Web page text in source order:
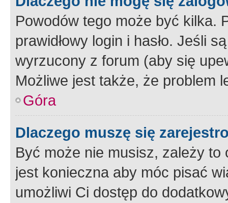
Powodów tego może być kilka.
prawidłowy login i hasło. Jeśli
wyrzucony z forum (aby się
Możliwe jest także, że problem
Góra
Dlaczego muszę się
Być może nie musisz, zależy
jest konieczna aby móc pisać
umożliwi Ci dostęp do